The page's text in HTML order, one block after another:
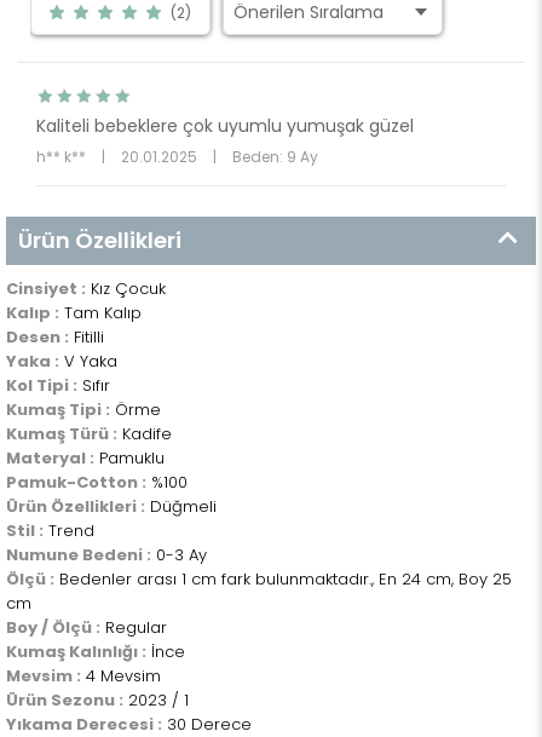
(2)
Kaliteli bebeklere çok uyumlu yumuşak güzel
h** k** | 20.01.2025 | Beden: 9 Ay
Ürün Özellikleri
Cinsiyet : Kız Çocuk
Kalıp : Tam Kalıp
Desen : Fitilli
Yaka : V Yaka
Kol Tipi : Sıfır
Kumaş Tipi : Örme
Kumaş Türü : Kadife
Materyal : Pamuklu
Pamuk-Cotton : %100
Ürün Özellikleri : Düğmeli
Stil : Trend
Numune Bedeni : 0-3 Ay
Ölçü : Bedenler arası 1 cm fark bulunmaktadır., En 24 cm, Boy 25
cm
Boy / Ölçü : Regular
Kumaş Kalınlığı : İnce
Mevsim : 4 Mevsim
Ürün Sezonu : 2023 / 1
Yıkama Derecesi : 30 Derece